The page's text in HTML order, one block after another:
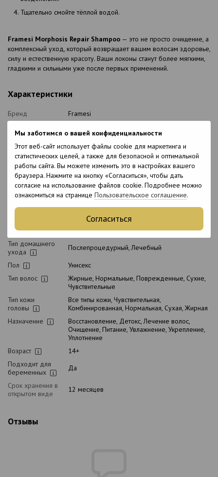
Мы заботимся о вашей конфиденциальности
Этот веб-сайт использует файлы cookie для маркетинга и
статистических целей, а также для безопасной и оптимальной
работы сайта. Вы можете изменить это в настройках вашего
браузера. Нажмите на кнопку «Согласиться», чтобы дать
согласие на использование файлов cookie. Подробнее можно
ознакомиться на странице Пользовательское соглашение.
Согласиться
Тщательно смойте тёплой водой.
Framesi Morphosis Repair Shampoo — это не просто очищение, а
комплексный уход, который возвращает вашим волосам здоровье,
силу и естественную красоту. Ваши локоны станут более мягкими,
гладкими и сильными уже после первых применений.
Характеристики
Бренд
Framesi
производства
Италия
Объем
1000 мл
Состояние
товара
Новый
Упаковка
Флакон
Уровень pH
4.5-5.5
Вид косметики
Шампунь
косметики
Тип домашнего
ухода
Послепроцедурный, Лечебный
Пол
Унисекс
Тип волос
Жирные, Нормальные, Поврежденные, Сухие,
Чувствительные
Тип кожи
головы
Все типы кожи, Чувствительная,
Комбинированная, Нормальная, Сухая, Жирная
Назначение
Восстановление, Детокс, Лечение волос,
Очищение, Питание, Увлажнение, Укрепление,
Уплотнение
Возраст
14+
Подходит для
беременных
Да
Срок хранения в
открытом виде
12 месяцев
Отзывы